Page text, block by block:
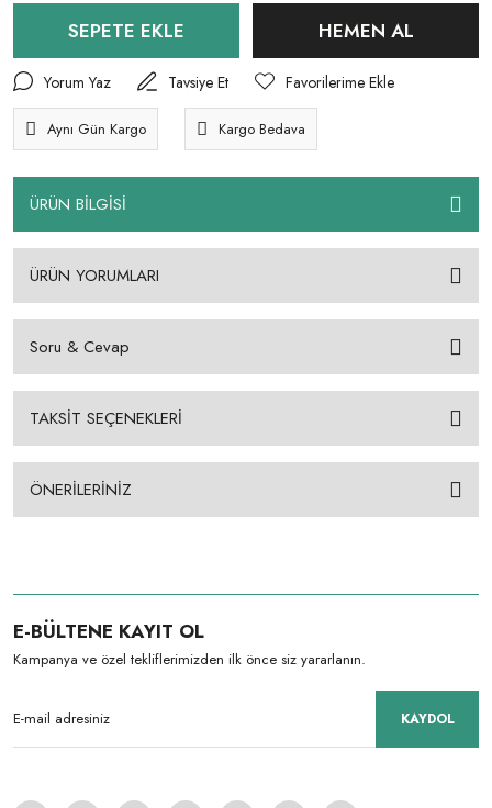
SEPETE EKLE HEMEN AL
Yorum Yaz Tavsiye Et
Aynı Gün Kargo Kargo Bedava
ÜRÜN BİLGİSİ
ÜRÜN YORUMLARI
Soru & Cevap
TAKSİT SEÇENEKLERİ
ÖNERİLERİNİZ
E-BÜLTENE KAYIT OL
Kampanya ve özel tekliflerimizden ilk önce siz yararlanın.
KAYDOL